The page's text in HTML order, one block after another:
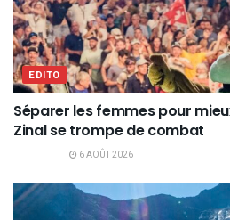
EDITO
Séparer les femmes pour
Zinal se trompe de combat
6 AOÛT 2026